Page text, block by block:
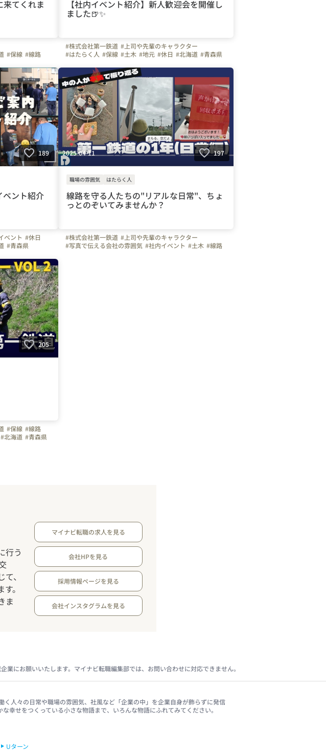
てくれま
#保線 #線路
分県 #熊本県
キャラクター
【社内イベント紹介】新人歓迎会を開催し
ました🍺✨
#株式会社第一鉄道 #上司や先輩のキャラクター
#はたらく人 #保線 #土木 #地元 #休日 #北海道 #青森県
#佐賀県 #長崎県 #宮崎県 #鹿児島県 #大分県 #熊本県
189
ベント紹介
ベント #休日
#青森県
本県
2025-04-11 197
職場の雰囲気 はたらく人
線路を守る人たちの"リアルな日常"、ちょ
っとのぞいてみませんか？
#株式会社第一鉄道 #上司や先輩のキャラクター
#写真で伝える会社の雰囲気 #社内イベント #土木 #線路
205
#保線 #線路
#北海道 #青森県
行う
、
。
ま
マイナビ転職の求人を見る
会社HPを見る
採用情報ページを見る
会社インスタグラムを見る
にお願いいたします。マイナビ転職編集部では、お問い合わせに対応できません。
人々の日常や職場の雰囲気、社風など「企業の中」を企業自身が飾らずに発信
幸せをつくっている小さな物語まで、いろんな物語にふれてみてください。
Uターン